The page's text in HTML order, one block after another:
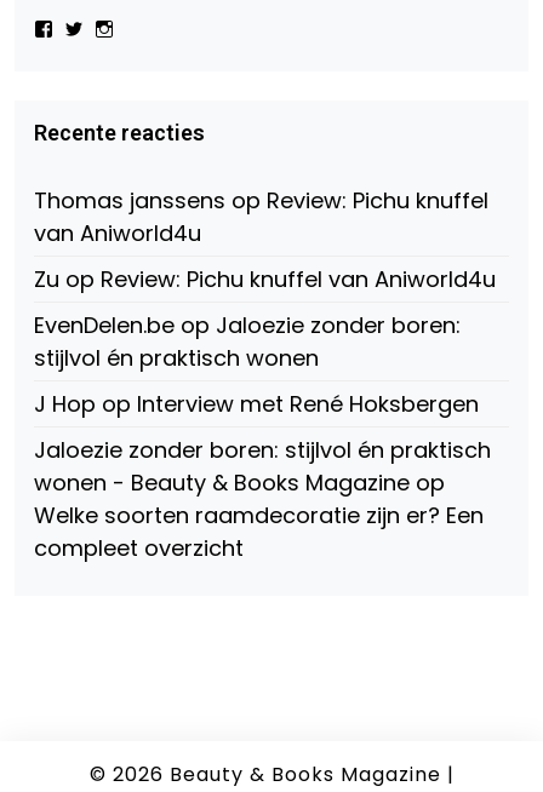
Bekijk
Beauty-
147775071915783/?
Facebook
Bekijk
op
Twitter
op
Instagram
Recente reacties
Thomas janssens op Review: Pichu knuffel
van Aniworld4u
Zu op Review: Pichu knuffel van Aniworld4u
EvenDelen.be op Jaloezie zonder boren:
stijlvol én praktisch wonen
J Hop op Interview met René Hoksbergen
Jaloezie zonder boren: stijlvol én praktisch
wonen - Beauty & Books Magazine op
Welke soorten raamdecoratie zijn er? Een
compleet overzicht
© 2026 Beauty & Books Magazine |